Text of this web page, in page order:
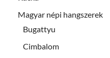
Magyar népi hangszerek
Bugattyu
Cimbalom